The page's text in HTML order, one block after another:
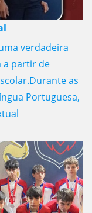
verdadeira
a partir de
as
Portuguesa,